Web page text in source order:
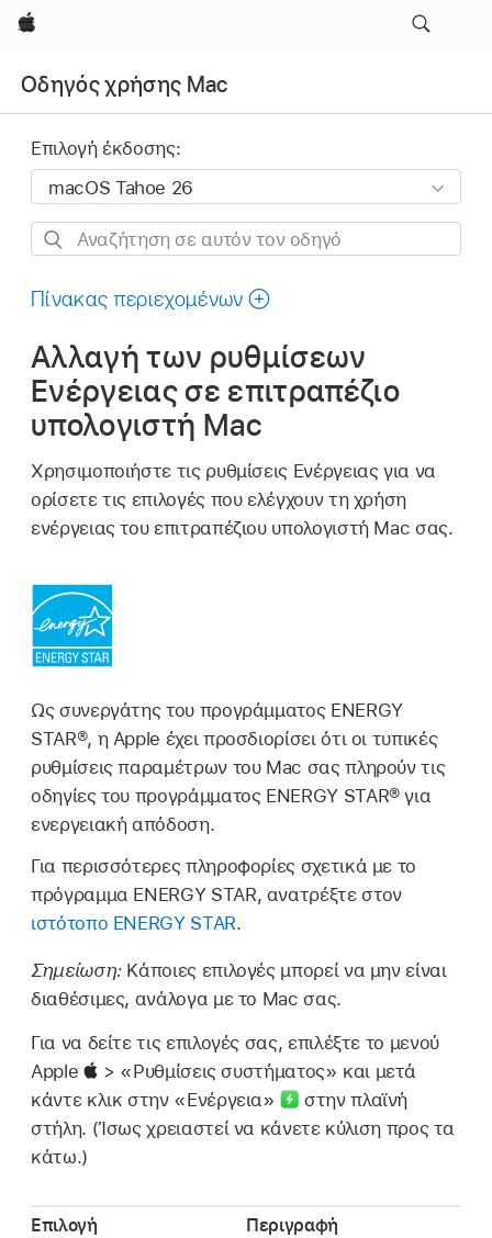
Apple
Οδηγός χρήσης Mac
Επιλογή έκδοσης:
Αναζήτηση
αυτόν
οδηγό
Πίνακας περιεχομένων
Αλλαγή των ρυθμίσεων
Ενέργειας σε επιτραπέζιο
υπολογιστή Mac
Χρησιμοποιήστε τις ρυθμίσεις Ενέργειας για να
ορίσετε τις επιλογές που ελέγχουν τη χρήση
ενέργειας του επιτραπέζιου υπολογιστή Mac σας.
Ως συνεργάτης του προγράμματος ENERGY
STAR®, η Apple έχει προσδιορίσει ότι οι τυπικές
ρυθμίσεις παραμέτρων του Mac σας πληρούν τις
οδηγίες του προγράμματος ENERGY STAR® για
ενεργειακή απόδοση.
Για περισσότερες πληροφορίες σχετικά με το
πρόγραμμα ENERGY STAR, ανατρέξτε στον
ιστότοπο ENERGY STAR.
Σημείωση: Κάποιες επιλογές μπορεί να μην είναι
διαθέσιμες, ανάλογα με το Mac σας.
Για να δείτε τις επιλογές σας, επιλέξτε το μενού
Apple
> «Ρυθμίσεις συστήματος» και μετά
κάντε κλικ στην «Ενέργεια»
στην πλαϊνή
στήλη. (Ίσως χρειαστεί να κάνετε κύλιση προς τα
κάτω.)
Επιλογή Περιγραφή